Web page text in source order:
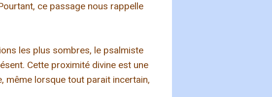
ce passage nous rappelle
les plus sombres, le psalmiste
Cette proximité divine est une
même lorsque tout parait incertain,